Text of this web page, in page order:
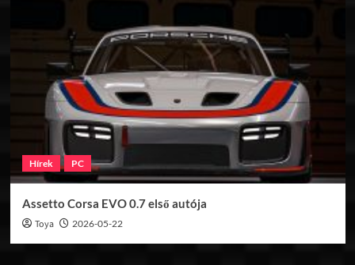
Hírek PC
Assetto Corsa EVO 0.7 első autója
Toya 2026-05-22